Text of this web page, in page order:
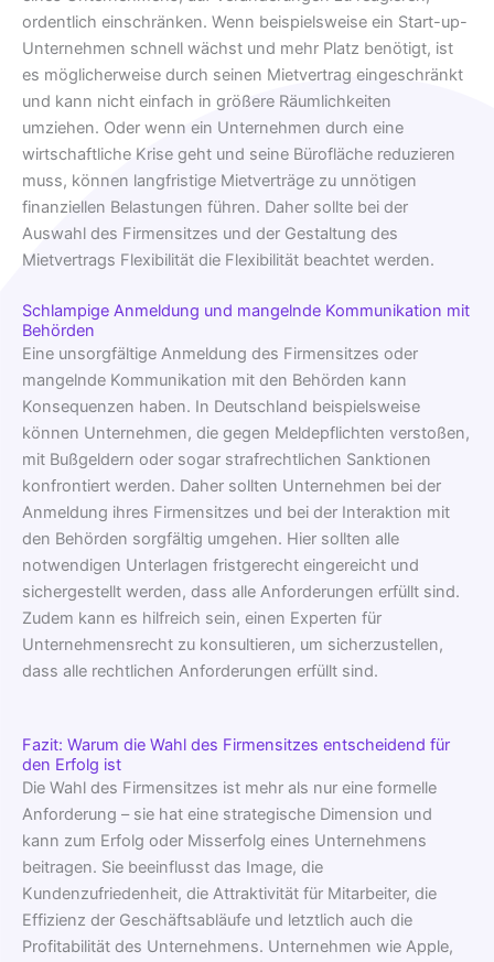
ordentlich einschränken. Wenn beispielsweise ein Start-up-
Unternehmen schnell wächst und mehr Platz benötigt, ist
es möglicherweise durch seinen Mietvertrag eingeschränkt
und kann nicht einfach in größere Räumlichkeiten
umziehen. Oder wenn ein Unternehmen durch eine
wirtschaftliche Krise geht und seine Bürofläche reduzieren
muss, können langfristige Mietverträge zu unnötigen
finanziellen Belastungen führen. Daher sollte bei der
Auswahl des Firmensitzes und der Gestaltung des
Mietvertrags Flexibilität die Flexibilität beachtet werden.
Schlampige Anmeldung und mangelnde Kommunikation mit
Behörden
Eine unsorgfältige Anmeldung des Firmensitzes oder
mangelnde Kommunikation mit den Behörden kann
Konsequenzen haben. In Deutschland beispielsweise
können Unternehmen, die gegen Meldepflichten verstoßen,
mit Bußgeldern oder sogar strafrechtlichen Sanktionen
konfrontiert werden. Daher sollten Unternehmen bei der
Anmeldung ihres Firmensitzes und bei der Interaktion mit
den Behörden sorgfältig umgehen. Hier sollten alle
notwendigen Unterlagen fristgerecht eingereicht und
sichergestellt werden, dass alle Anforderungen erfüllt sind.
Zudem kann es hilfreich sein, einen Experten für
Unternehmensrecht zu konsultieren, um sicherzustellen,
dass alle rechtlichen Anforderungen erfüllt sind.
Fazit: Warum die Wahl des Firmensitzes entscheidend für
den Erfolg ist
Die Wahl des Firmensitzes ist mehr als nur eine formelle
Anforderung – sie hat eine strategische Dimension und
kann zum Erfolg oder Misserfolg eines Unternehmens
beitragen. Sie beeinflusst das Image, die
Kundenzufriedenheit, die Attraktivität für Mitarbeiter, die
Effizienz der Geschäftsabläufe und letztlich auch die
Profitabilität des Unternehmens. Unternehmen wie Apple,